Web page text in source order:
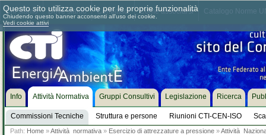
Chi siamo Dove siamo Contattaci Come associarsi
Info Attività Normativa
Commissioni Tecniche Struttura e persone Riunioni CTI-CEN-ISO
Gruppi Consultivi Legislazione Ricerca
Path: Home »Attività normativa » Esercizio di attrezzature a pressione »Attività
Questo sito utilizza cookie per le proprie funzionalità
Chiudendo questo banner acconsenti all'uso dei cookie.
Vedi cookie attivi